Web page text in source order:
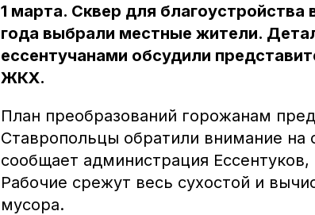
1 марта. Сквер для благоустройства
года выбрали местные жители.
ессентучанами обсудили
ЖКХ.
План преобразований горожанам
Ставропольцы обратили внимание на
сообщает администрация
Рабочие срежут весь сухостой и
мусора.